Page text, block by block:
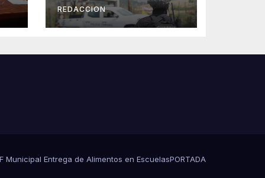
REDACCION
Municipal Entrega de Alimentos en EscuelasPORTADA